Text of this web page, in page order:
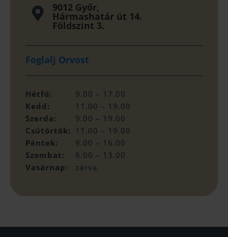
 9012 Győr,
Hármashatár út 14.
Földszint 3.
Foglalj Orvost
Hétfő:
9.00 – 17.00
Kedd:
11.00 – 19.00
Szerda:
9.00 – 19.00
Csütörtök:
11.00 – 19.00
Péntek:
9.00 – 16.00
Szombat:
8.00 – 13.00
Vasárnap:
zárva